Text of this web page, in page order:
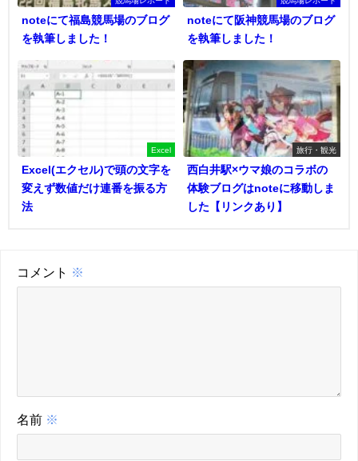
noteにて福島競馬場のブログ
を執筆しました！
noteにて阪神競馬場のブログ
を執筆しました！
Excel
Excel(エクセル)で頭の文字を
変えず数値だけ連番を振る方
法
旅行・観光
西白井駅×ウマ娘のコラボの
体験ブログはnoteに移動しま
した【リンクあり】
コメント ※
名前 ※